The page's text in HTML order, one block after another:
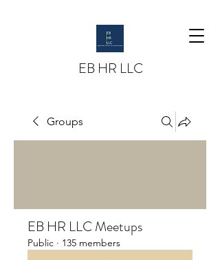
EB HR LLC
Groups
EB HR LLC Meetups
Public · 135 members